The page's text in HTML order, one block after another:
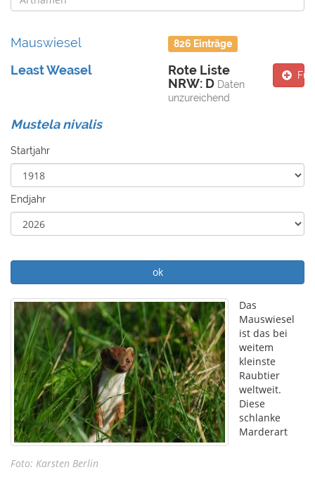
Mauswiesel 826 Einträge
Least Weasel
Rote Liste
NRW: D Daten
unzureichend
Mustela nivalis
Startjahr
Endjahr
ok
Foto: Karsten Berlin
Das
Mauswiesel
ist das bei
weitem
kleinste
Raubtier
weltweit.
Diese
schlanke
Marderart